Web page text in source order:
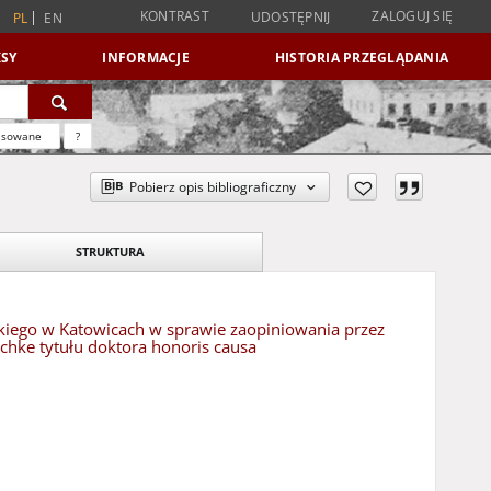
PL EN KONTRAST UDOSTĘPNIJ ZALOGUJ SIĘ
INFORMACJE HISTORIA PRZEGLĄDANIA
?
Pobierz opis bibliograficzny
STRUKTURA
w Katowicach w sprawie zaopiniowania przez
tytułu doktora honoris causa